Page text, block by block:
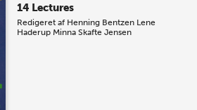
14 Lectures
Redigeret af Henning Bentzen Lene
Haderup Minna Skafte Jensen